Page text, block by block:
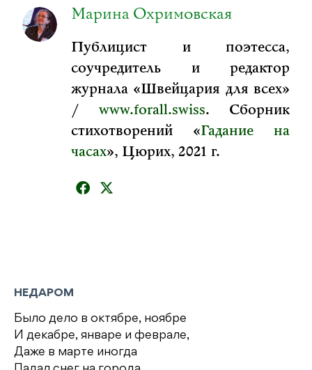
Марина Охримовская
Публицист и поэтесса,
соучредитель и редактор
журнала «Швейцария для всех»
/ www.forall.swiss. Сборник
стихотворений «Гадание на
часах», Цюрих, 2021 г.
НЕДАРОМ
Было дело в октябре, ноябре
И декабре, январе и феврале,
Даже в марте иногда